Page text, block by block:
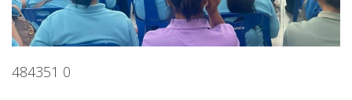
484351 0